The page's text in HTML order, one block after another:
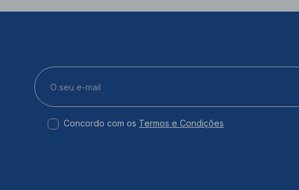
Concordo com os Termos e Condições